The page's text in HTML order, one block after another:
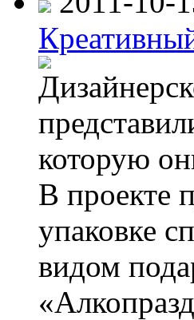
которую
В проекте
упаковке
видом